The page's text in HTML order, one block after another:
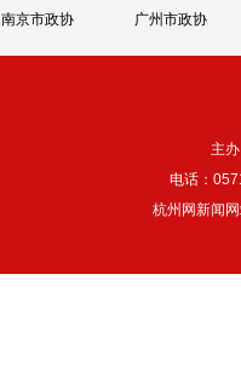
南京市政协 广州市政协
主
电话：
杭州网新闻